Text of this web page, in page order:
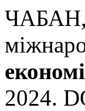
ЧАБАН,
2024.